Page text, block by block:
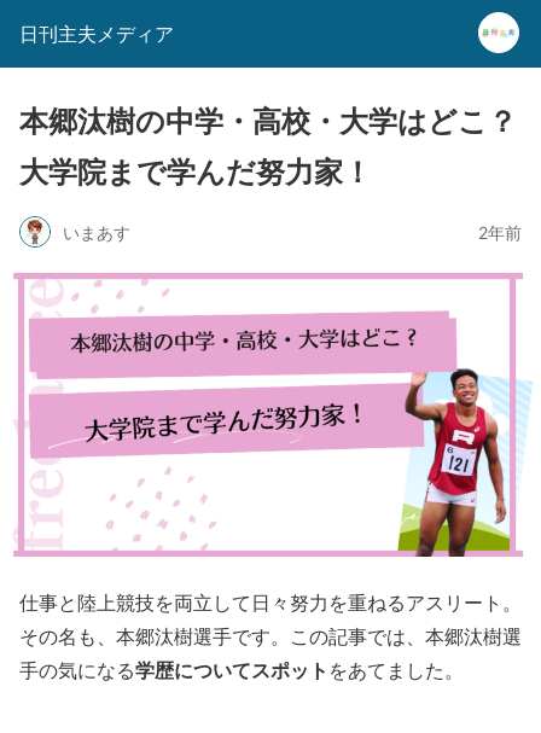
日刊主夫メディア
本郷汰樹の中学・高校・大学はどこ？
大学院まで学んだ努力家！
いまあす 2年前
仕事と陸上競技を両立して日々努力を重ねるアスリート。
その名も、本郷汰樹選手です。この記事では、本郷汰樹選
手の気になる学歴についてスポット をあてました。